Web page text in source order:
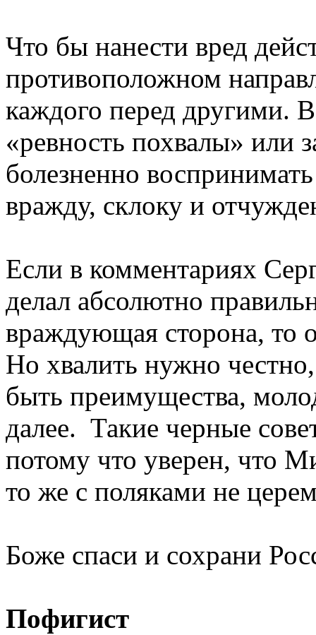
Что бы нанести вред
противоположном
каждого перед другими.
«ревность похвалы» или
болезненно
вражду, склоку и
Если в комментариях
делал абсолютно
враждующая сторона, то
Но хвалить нужно
быть преимущества,
далее. Такие черные
потому что уверен, что
то же с поляками не
Боже спаси и сохрани
Пофигист